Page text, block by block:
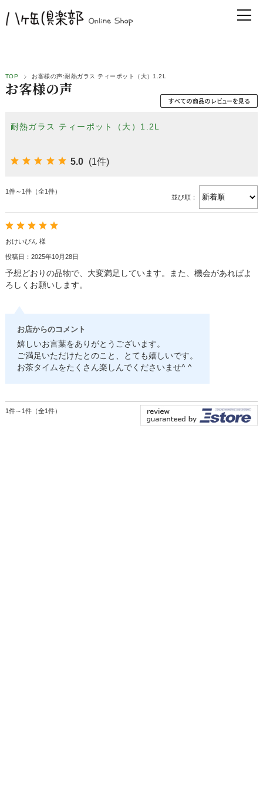
TOP お客様の声:耐熱ガラス ティーポット（大）1.2L
お客様の声
耐熱ガラス ティーポット（大）1.2L
5.0 (1件)
1件～1件（全1件）
並び順：
おけいぴん 様
投稿日：2025年10月28日
予想どおりの品物で、大変満足しています。また、機会があればよ
ろしくお願いします。
お店からのコメント
嬉しいお言葉をありがとうございます。
ご満足いただけたとのこと、とても嬉しいです。
お茶タイムをたくさん楽しんでくださいませ^ ^
1件～1件（全1件）